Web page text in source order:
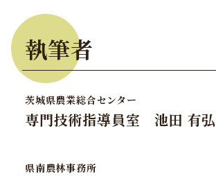
執筆者
茨城県農業総合センター
専門技術指導員室 池田 有弘
県南農林事務所